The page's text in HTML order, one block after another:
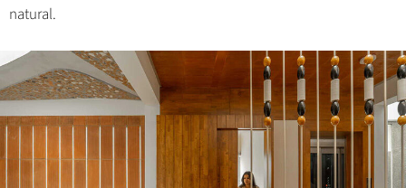
natural.